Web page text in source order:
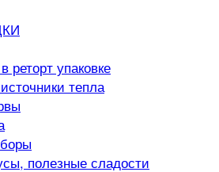
реторт упаковке
тепла
полезные сладости